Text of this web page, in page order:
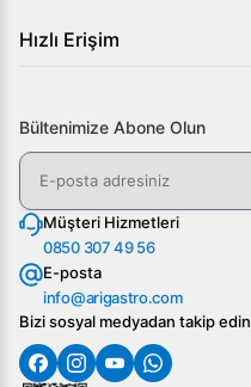
Hızlı Erişim
Bültenimize Abone Olun
Müşteri Hizmetleri
0850 307 49 56
E-posta
info@arigastro.com
Bizi sosyal medyadan takip edin